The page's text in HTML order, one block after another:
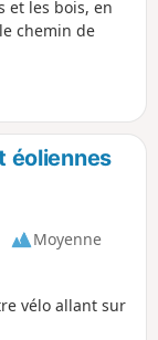
et les bois, en
chemin de
éoliennes
Moyenne
vélo allant sur